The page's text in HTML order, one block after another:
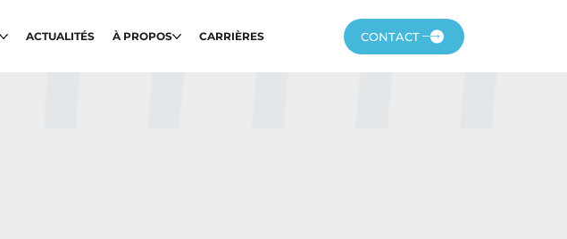
ACTUALITÉS À PROPOS CARRIÈRES CONTACT